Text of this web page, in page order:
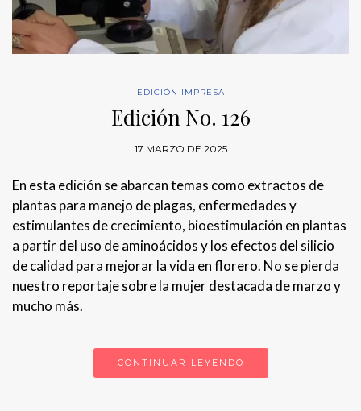
EDICIÓN IMPRESA
Edición No. 126
17 MARZO DE 2025
En esta edición se abarcan temas como extractos de
plantas para manejo de plagas, enfermedades y
estimulantes de crecimiento, bioestimulación en plantas
a partir del uso de aminoácidos y los efectos del silicio
de calidad para mejorar la vida en florero. No se pierda
nuestro reportaje sobre la mujer destacada de marzo y
mucho más.
CONTINUAR LEYENDO